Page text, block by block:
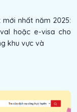
nhất năm 2025:
hoặc e-visa cho
khu vực và